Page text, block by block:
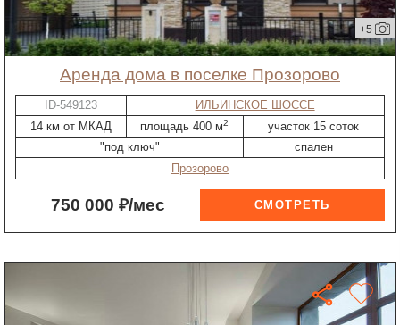
+5
Аренда дома в поселке Прозорово
ID-549123
ИЛЬИНСКОЕ ШОССЕ
14 км от МКАД
площадь 400 м2
участок 15 соток
"под ключ"
спален
Прозорово
750 000 ₽/мес